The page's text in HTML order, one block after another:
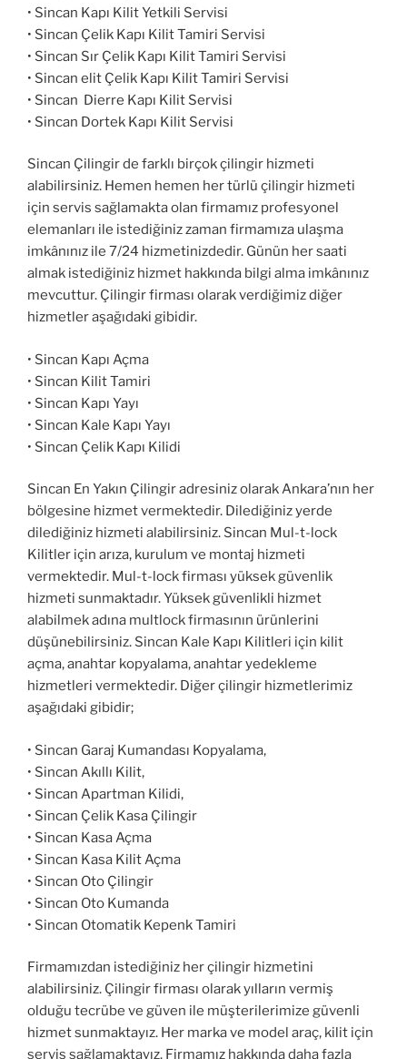
• Sincan Kapı Kilit Yetkili Servisi
• Sincan Çelik Kapı Kilit Tamiri Servisi
• Sincan Sır Çelik Kapı Kilit Tamiri Servisi
• Sincan elit Çelik Kapı Kilit Tamiri Servisi
• Sincan Dierre Kapı Kilit Servisi
• Sincan Dortek Kapı Kilit Servisi
Sincan Çilingir de farklı birçok çilingir hizmeti
alabilirsiniz. Hemen hemen her türlü çilingir hizmeti
için servis sağlamakta olan firmamız profesyonel
elemanları ile istediğiniz zaman firmamıza ulaşma
imkânınız ile 7/24 hizmetinizdedir. Günün her saati
almak istediğiniz hizmet hakkında bilgi alma imkânınız
mevcuttur. Çilingir firması olarak verdiğimiz diğer
hizmetler aşağıdaki gibidir.
• Sincan Kapı Açma
• Sincan Kilit Tamiri
• Sincan Kapı Yayı
• Sincan Kale Kapı Yayı
• Sincan Çelik Kapı Kilidi
Sincan En Yakın Çilingir adresiniz olarak Ankara’nın her
bölgesine hizmet vermektedir. Dilediğiniz yerde
dilediğiniz hizmeti alabilirsiniz. Sincan Mul-t-lock
Kilitler için arıza, kurulum ve montaj hizmeti
vermektedir. Mul-t-lock firması yüksek güvenlik
hizmeti sunmaktadır. Yüksek güvenlikli hizmet
alabilmek adına multlock firmasının ürünlerini
düşünebilirsiniz. Sincan Kale Kapı Kilitleri için kilit
açma, anahtar kopyalama, anahtar yedekleme
hizmetleri vermektedir. Diğer çilingir hizmetlerimiz
aşağıdaki gibidir;
• Sincan Garaj Kumandası Kopyalama,
• Sincan Akıllı Kilit,
• Sincan Apartman Kilidi,
• Sincan Çelik Kasa Çilingir
• Sincan Kasa Açma
• Sincan Kasa Kilit Açma
• Sincan Oto Çilingir
• Sincan Oto Kumanda
• Sincan Otomatik Kepenk Tamiri
Firmamızdan istediğiniz her çilingir hizmetini
alabilirsiniz. Çilingir firması olarak yılların vermiş
olduğu tecrübe ve güven ile müşterilerimize güvenli
hizmet sunmaktayız. Her marka ve model araç, kilit için
servis sağlamaktayız. Firmamız hakkında daha fazla